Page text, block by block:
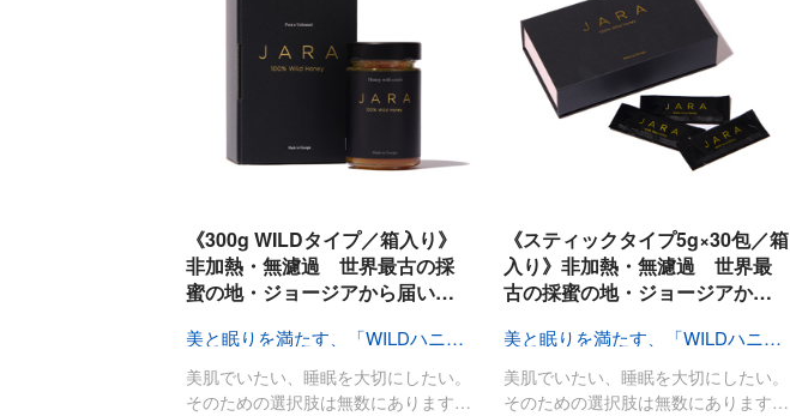
《300g WILDタイプ／箱入り》
非加熱・無濾過 世界最古の採
蜜の地・ジョージアから届い…
美と眠りを満たす、「WILDハニー」
美肌でいたい、睡眠を大切にしたい。
そのための選択肢は無数にあります…
《スティックタイプ5g×30包／箱
入り》非加熱・無濾過 世界最
古の採蜜の地・ジョージアか…
美と眠りを満たす、「WILDハニー」
美肌でいたい、睡眠を大切にしたい。
そのための選択肢は無数にあります…